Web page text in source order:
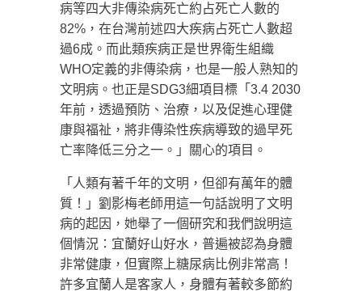
病等四大非傳染病死亡約占死亡人數的
82%，在台灣前述四大疾病占死亡人數超
過6成。而此類疾病正是世界衛生組織
WHO定義的非傳染病，也是一般人熟知的
文明病。也正是SDG3細項目標「3.4 2030
年前，透過預防、治療，以及促進心理健
康與福祉，將非傳染性疾病導致的過早死
亡率降低三分之一。」關心的項目。
「人類有著千年的文明，但卻有萬年的體
質！」劉影梅老師用這一句話說明了文明
病的起因，她舉了一個研究和我們說明這
個情況：宜蘭好山好水，普遍被認為身體
非常健康，但實際上糖尿病比例非常高！
許多宜蘭人是客家人，身體有著較多節約